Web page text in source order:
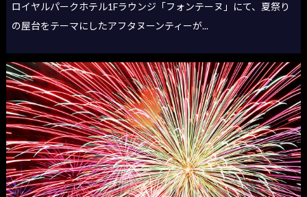
ロイヤルパークホテル1Fラウンジ「フォンテーヌ」にて、夏祭り
の屋台をテーマにしたアフタヌーンティーが...